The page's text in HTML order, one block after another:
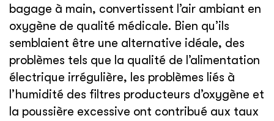
bagage à main, convertissent l’air ambiant en
oxygène de qualité médicale. Bien qu’ils
semblaient être une alternative idéale, des
problèmes tels que la qualité de l’alimentation
électrique irrégulière, les problèmes liés à
l’humidité des filtres producteurs d’oxygène et
la poussière excessive ont contribué aux taux